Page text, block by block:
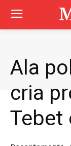
Ala
cria
Tebet